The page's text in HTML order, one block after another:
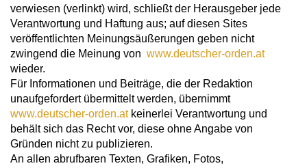
verwiesen (verlinkt) wird, schließt der Herausgeber jede
Verantwortung und Haftung aus; auf diesen Sites
veröffentlichten Meinungsäußerungen geben nicht
zwingend die Meinung von www.deutscher-orden.at
wieder.
Für Informationen und Beiträge, die der Redaktion
unaufgefordert übermittelt werden, übernimmt
www.deutscher-orden.atkeinerlei Verantwortung und
behält sich das Recht vor, diese ohne Angabe von
Gründen nicht zu publizieren.
An allen abrufbaren Texten, Grafiken, Fotos,